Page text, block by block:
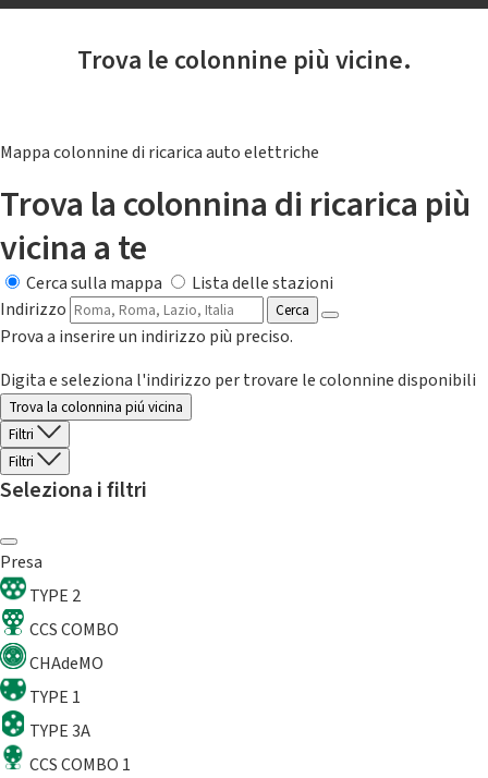
Trova le colonnine più vicine.
Mappa colonnine di ricarica auto elettriche
Trova la colonnina di ricarica più
vicina a te
Cerca sulla mappa
Lista delle stazioni
Indirizzo
Cerca
Prova a inserire un indirizzo più preciso.
Digita e seleziona l'indirizzo per trovare le colonnine disponibili
Trova la colonnina piú vicina
Filtri
Filtri
Seleziona i filtri
Presa
TYPE 2
CCS COMBO
CHAdeMO
TYPE 1
TYPE 3A
CCS COMBO 1